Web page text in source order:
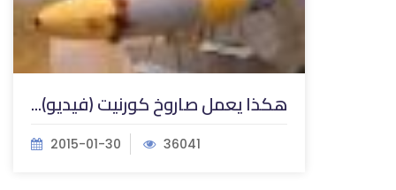
هكذا يعمل صاروخ كورنيت (فيديو)...
2015-01-30 36041